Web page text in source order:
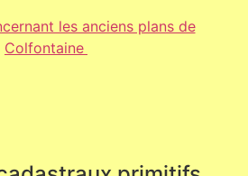
les anciens plans de
Colfontaine